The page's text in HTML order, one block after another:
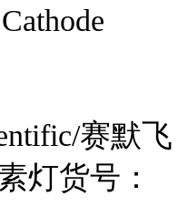
赛默飞
灯货号：